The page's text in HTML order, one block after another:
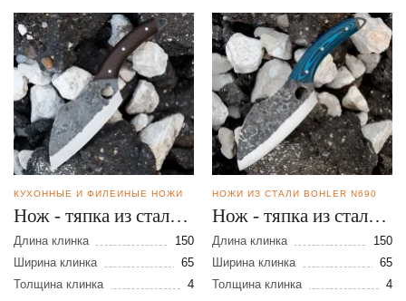
КУХОННЫЕ И ФИЛЕЙНЫЕ НОЖИ
Нож - тяпка из стали
N690
Длина клинка
150
Ширина клинка
65
Толщина клинка
4
НОЖИ ИЗ СТАЛИ BOHLER N690
Нож - тяпка из стали
N690
Длина клинка
150
Ширина клинка
65
Толщина клинка
4